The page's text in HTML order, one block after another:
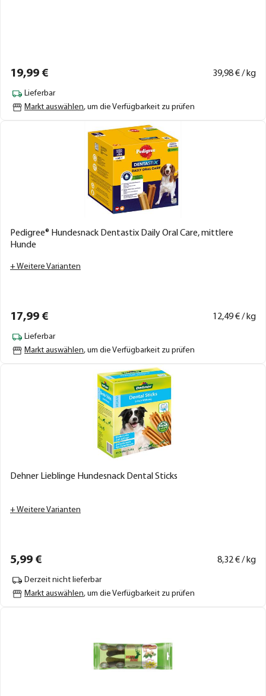
19,99 € 39,98€ / kg
Lieferbar
Markt auswählen, um die Verfügbarkeit zu prüfen
Pedigree® Hundesnack Dentastix Daily Oral Care, mittlere
Hunde
+ Weitere Varianten
17,99 € 12,49€ / kg
Lieferbar
Markt auswählen, um die Verfügbarkeit zu prüfen
Dehner Lieblinge Hundesnack Dental Sticks
+ Weitere Varianten
5,99 € 8,32€ / kg
Derzeit nicht lieferbar
Markt auswählen, um die Verfügbarkeit zu prüfen